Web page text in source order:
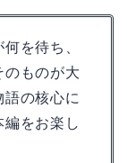
何を待ち、
ものが大
の核心に